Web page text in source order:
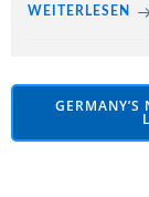
WEITERLESEN